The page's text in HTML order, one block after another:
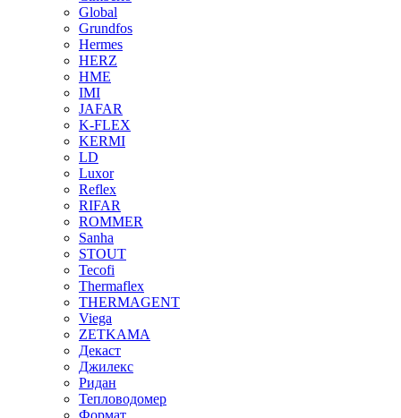
Global
Grundfos
Hermes
HERZ
HME
IMI
JAFAR
K-FLEX
KERMI
LD
Luxor
Reflex
RIFAR
ROMMER
Sanha
STOUT
Tecofi
Thermaflex
THERMAGENT
Viega
ZETKAMA
Декаст
Джилекс
Ридан
Тепловодомер
Формат